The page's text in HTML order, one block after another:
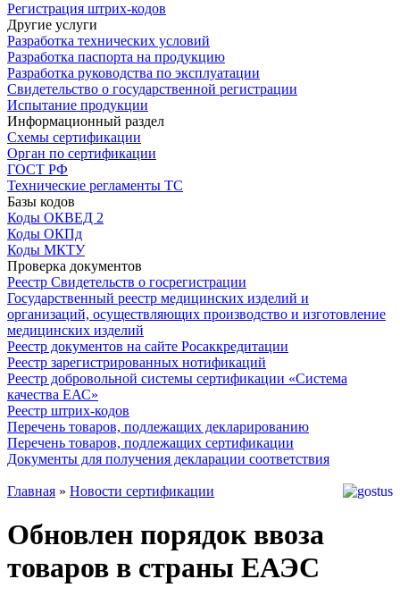
Регистрация штрих-кодов
Другие услуги
Разработка технических условий
Разработка паспорта на продукцию
Разработка руководства по эксплуатации
Свидетельство о государственной регистрации
Испытание продукции
Информационный раздел
Схемы сертификации
Орган по сертификации
ГОСТ РФ
Технические регламенты ТС
Базы кодов
Коды ОКВЕД 2
Коды ОКПд
Коды МКТУ
Проверка документов
Реестр Свидетельств о госрегистрации
Государственный реестр медицинских изделий и
организаций, осуществляющих производство и изготовление
медицинских изделий
Реестр документов на сайте Росаккредитации
Реестр зарегистрированных нотификаций
Реестр добровольной системы сертификации «Система
качества ЕАС»
Реестр штрих-кодов
Перечень товаров, подлежащих декларированию
Перечень товаров, подлежащих сертификации
Документы для получения декларации соответствия
Главная » Новости сертификации
Обновлен порядок ввоза
товаров в страны ЕАЭС